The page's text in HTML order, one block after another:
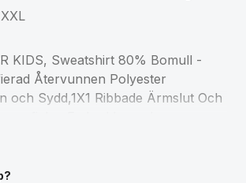
KIDS, Sweatshirt 80% Bomull -
Återvunnen Polyester
och Sydd,1X1 Ribbade Ärmslut Och
Halsband Inuti Krage,Avslappnad
/ 7 % Viskos. För matchande